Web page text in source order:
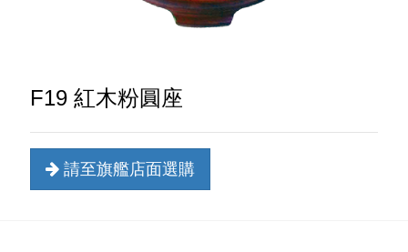
F19 紅木粉圓座
請至旗艦店面選購